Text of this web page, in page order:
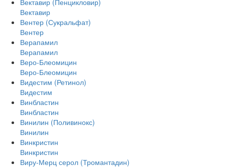
Вектавир (Пенцикловир)
Вектавир
Вентер (Сукральфат)
Вентер
Верапамил
Верапамил
Веро-Блеомицин
Веро-Блеомицин
Видестим (Ретинол)
Видестим
Винбластин
Винбластин
Винилин (Поливинокс)
Винилин
Винкристин
Винкристин
Виру-Мерц серол (Тромантадин)